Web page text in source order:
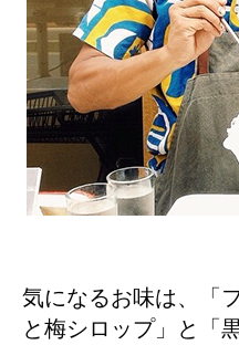
気になるお味は、「
と梅シロップ」と「